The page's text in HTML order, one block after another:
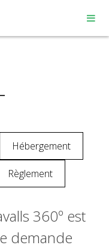
Hébergement
Règlement
360º est
demande